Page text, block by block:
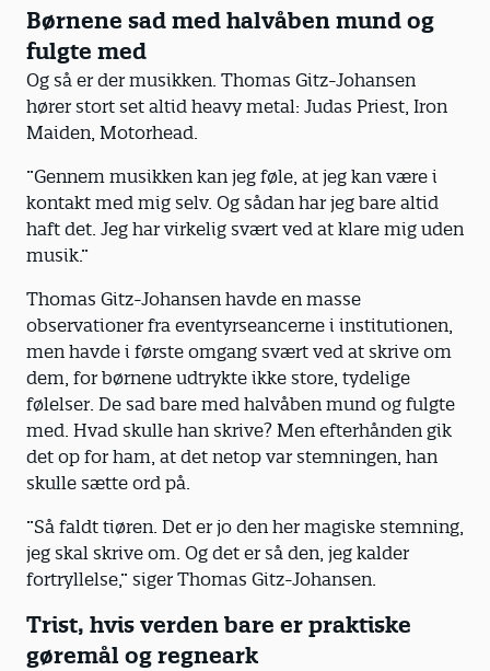
Børnene sad med halvåben mund og
fulgte med
Og så er der musikken. Thomas Gitz-Johansen
hører stort set altid heavy metal: Judas Priest, Iron
Maiden, Motorhead.
”Gennem musikken kan jeg føle, at jeg kan være i
kontakt med mig selv. Og sådan har jeg bare altid
haft det. Jeg har virkelig svært ved at klare mig uden
musik.”
Thomas Gitz-Johansen havde en masse
observationer fra eventyrseancerne i institutionen,
men havde i første omgang svært ved at skrive om
dem, for børnene udtrykte ikke store, tydelige
følelser. De sad bare med halvåben mund og fulgte
med. Hvad skulle han skrive? Men efterhånden gik
det op for ham, at det netop var stemningen, han
skulle sætte ord på.
”Så faldt tiøren. Det er jo den her magiske stemning,
jeg skal skrive om. Og det er så den, jeg kalder
fortryllelse,” siger Thomas Gitz-Johansen.
Trist, hvis verden bare er praktiske
gøremål og regneark